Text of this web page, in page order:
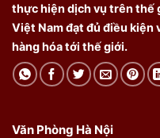
thực hiện dịch vụ trên thế
Việt Nam đạt đủ điều kiện
hàng hóa tới thế giới.
Văn Phòng Hà Nội